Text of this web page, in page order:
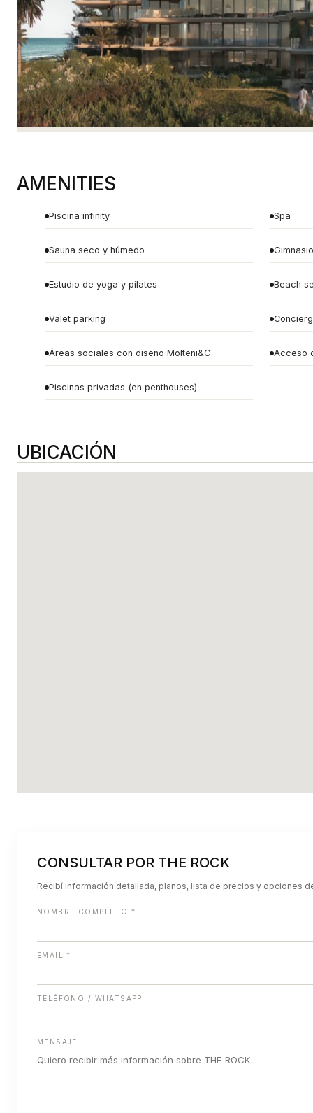
AMENITIES
Piscina infinity Spa
Sauna seco y húmedo
Estudio de yoga y pilates Beach
Valet parking
Áreas sociales con diseño Molteni&C Acceso
Piscinas privadas (en penthouses)
UBICACIÓN
CONSULTAR POR THE ROCK
Recibí información detallada, planos, lista de precios y opciones
NOMBRE COMPLETO *
EMAIL *
TELÉFONO / WHATSAPP
MENSAJE